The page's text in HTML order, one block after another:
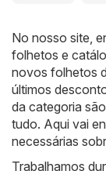
No nosso site,
folhetos e
novos folhetos
últimos
da categoria
tudo. Aqui vai
necessárias
Trabalhamos